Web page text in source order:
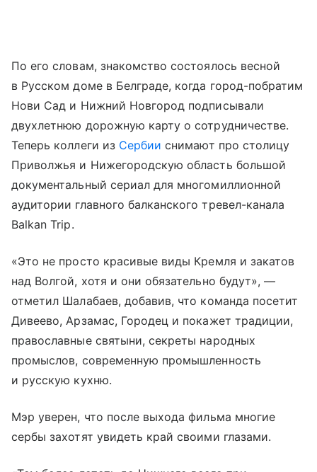
По его словам, знакомство состоялось весной
в Русском доме в Белграде, когда город-побратим
Нови Сад и Нижний Новгород подписывали
двухлетнюю дорожную карту о сотрудничестве.
Теперь коллеги из Сербии снимают про столицу
Приволжья и Нижегородскую область большой
документальный сериал для многомиллионной
аудитории главного балканского тревел-канала
Balkan Trip.
«Это не просто красивые виды Кремля и закатов
над Волгой, хотя и они обязательно будут», —
отметил Шалабаев, добавив, что команда посетит
Дивеево, Арзамас, Городец и покажет традиции,
православные святыни, секреты народных
промыслов, современную промышленность
и русскую кухню.
Мэр уверен, что после выхода фильма многие
сербы захотят увидеть край своими глазами.